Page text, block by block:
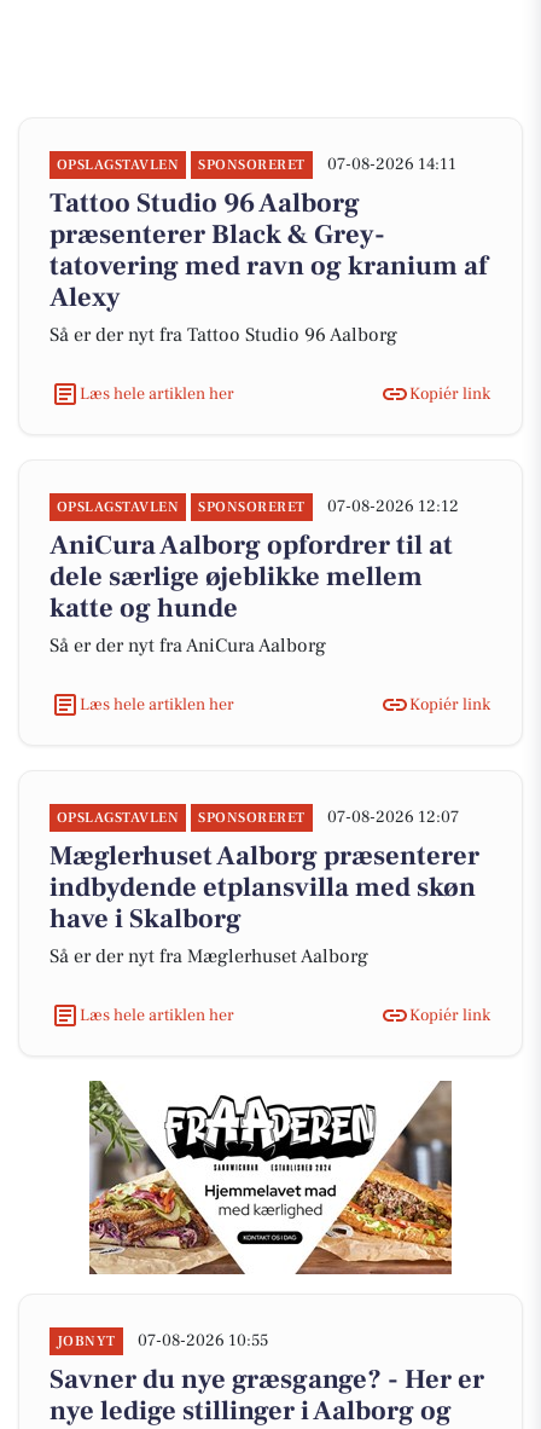
OPSLAGSTAVLEN SPONSORERET 07-08-2026 14:11
Tattoo Studio 96 Aalborg
præsenterer Black & Grey-
tatovering med ravn og kranium af
Alexy
Så er der nyt fra Tattoo Studio 96 Aalborg
Læs hele artiklen her Kopiér link
OPSLAGSTAVLEN SPONSORERET 07-08-2026 12:12
AniCura Aalborg opfordrer til at
dele særlige øjeblikke mellem
katte og hunde
Så er der nyt fra AniCura Aalborg
Læs hele artiklen her Kopiér link
OPSLAGSTAVLEN SPONSORERET 07-08-2026 12:07
Mæglerhuset Aalborg præsenterer
indbydende etplansvilla med skøn
have i Skalborg
Så er der nyt fra Mæglerhuset Aalborg
Læs hele artiklen her Kopiér link
JOBNYT 07-08-2026 10:55
Savner du nye græsgange? - Her er
nye ledige stillinger i Aalborg og